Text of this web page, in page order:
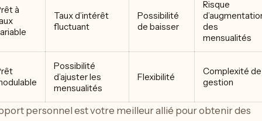
à
Taux d’intérêt
fluctuant
Possibilité
de baisser
Risque
des
mensualités
Possibilité
d’ajuster les
mensualités
Flexibilité
Complexité de
gestion
personnel est votre meilleur allié pour obtenir des